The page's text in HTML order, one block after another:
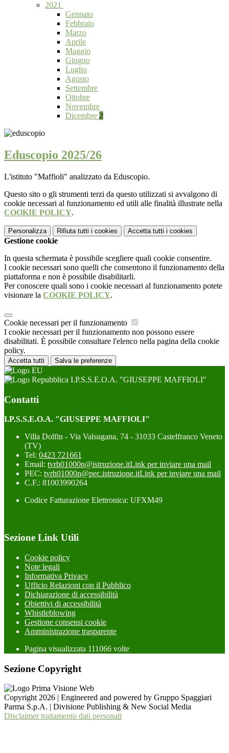
2021
Gennaio
Febbraio
Marzo
Aprile
Maggio
Giugno
Luglio
Agosto
Settembre
Ottobre
Novembre
Dicembre 2
Eduscopio 2025/26
L'istituto "Maffioli" analizzato da Eduscopio.
Questo sito o gli strumenti terzi da questo utilizzati si avvalgono di
cookie necessari al funzionamento ed utili alle finalità illustrate nella
COOKIE POLICY.
Personalizza Rifiuta tutti i cookies Accetta tutti i cookies
Gestione cookie
In questa schermata è possibile scegliere quali cookie consentire.
I cookie necessari sono quelli che consentono il funzionamento della
piattaforma e non è possibile disabilitarli.
Per conoscere quali sono i cookie necessari al funzionamento potete
visionare la COOKIE POLICY.
Cookie necessari per il funzionamento
I cookie necessari per il funzionamento non possono essere
disabilitati. È possibile consultare l'elenco nella pagina della cookie
policy.
Accetta tutti Salva le preferenze
I.P.S.S.E.O.A. "GIUSEPPE MAFFIOLI"
Contatti
I.P.S.S.E.O.A. "GIUSEPPE MAFFIOLI"
Villa Dolfin - Via Valsugana, 74 - 31033 Castelfranco Veneto
(TV)
Tel: 0423 721661
Email: tvrh01000n@istruzione.itLink per inviare una mail
PEC: tvrh01000n@pec.istruzione.itLink per inviare una mail
C.F.: 81003990264
Codice Fatturazione Elettronica: UFXM49
Sezione Link Utili
Cookie policy
Note legali
Informativa Privacy
Ufficio Relazioni con il Pubblico
Dichiarazione di accessibilità
Obiettivi di accessibilità
Whistleblowing
Gestione consensi cookie
Amministrazione trasparente
Pagina visualizzata 111066 volte
Sezione Copyright
Copyright 2026 | Engineered and powered by Gruppo Spaggiari
Parma S.p.A. | Divisione Publishing & New Social Media
Disclaimer trattamento dati personali